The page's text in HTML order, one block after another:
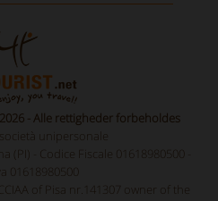
- Alle rettigheder forbeholdes
unipersonale
(PI) - Codice Fiscale 01618980500 -
01618980500
of Pisa nr.141307 owner of the